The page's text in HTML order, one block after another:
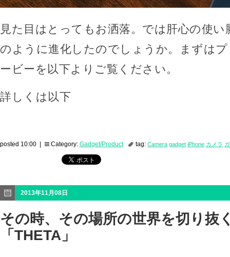
見た目はとってもお洒落。では肝心の使い
のように進化したのでしょうか。まずは
ービーを以下よりご覧ください。
詳しくは以下
posted 10:00 | Category: Gadget/Product tag: Camera gadget iPhone カメラ
2013年11月08日
その時、その場所の世界を切り抜
「THETA」